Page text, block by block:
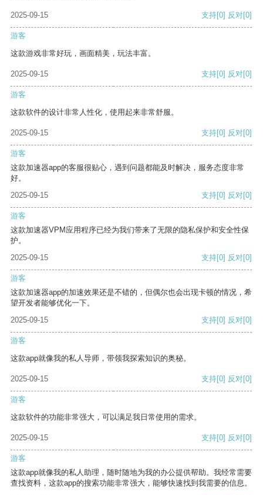
2025-09-15 支持[0] 反对[0]
游客
这款游戏非常好玩，画面精美，玩法丰富。
2025-09-15 支持[0] 反对[0]
游客
这款软件的设计非常人性化，使用起来非常舒服。
2025-09-15 支持[0] 反对[0]
游客
这款加速器app的客服很贴心，遇到问题都能及时解决，服务态度非常
好。
2025-09-15
支持[0] 反对[0]
游客
这款加速器VPM应用程序已经为我们带来了无限的隐私保护和安全性保
护。
2025-09-15
支持[0] 反对[0]
游客
这款加速器app的加速效果还是不错的，但偶尔也会出现卡顿的情况，希
望开发者能够优化一下。
2025-09-15
支持[0] 反对[0]
游客
这款app就像我的私人导师，带领我探索知识的奥秘。
2025-09-15 支持[0] 反对[0]
游客
这款软件的功能非常强大，可以满足我日常使用的需求。
2025-09-15 支持[0] 反对[0]
游客
这款app就像我的私人助理，随时随地为我的办公提供帮助。我经常需要
查找资料，这款app的搜索功能非常强大，能够快速找到我需要的信息。